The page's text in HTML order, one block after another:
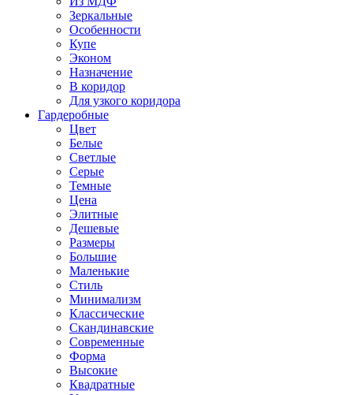
Зеркальные
Особенности
Купе
Эконом
Назначение
В коридор
Для узкого коридора
Гардеробные
Цвет
Белые
Светлые
Серые
Темные
Цена
Элитные
Дешевые
Размеры
Большие
Маленькие
Стиль
Минимализм
Классические
Скандинавские
Современные
Форма
Высокие
Квадратные